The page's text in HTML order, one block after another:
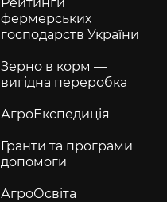
фермерських
господарств України
Зерно в корм —
вигідна переробка
АгроЕкспедиція
Гранти та програми
допомоги
АгроОсвіта